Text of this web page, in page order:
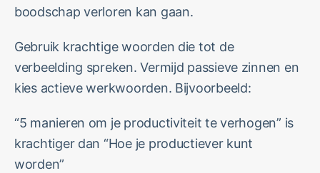
boodschap verloren kan gaan.
Gebruik krachtige woorden die tot de
verbeelding spreken. Vermijd passieve zinnen en
kies actieve werkwoorden. Bijvoorbeeld:
“5 manieren om je productiviteit te verhogen” is
krachtiger dan “Hoe je productiever kunt
worden”